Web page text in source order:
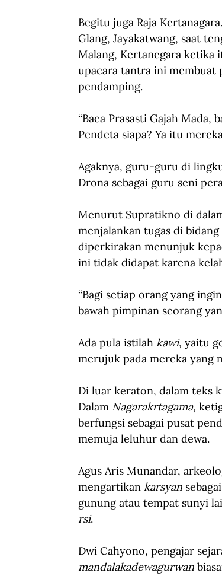
Begitu juga Raja
Glang, Jayakatwang, saat
Malang, Kertanegara ketika
upacara tantra ini membuat
pendamping.
“Baca Prasasti Gajah Mada,
Pendeta siapa? Ya itu
Agaknya, guru-guru di
Drona sebagai guru seni
Menurut Supratikno di
menjalankan tugas di bidang
diperkirakan menunjuk
ini tidak didapat karena
“Bagi setiap orang yang
bawah pimpinan seorang
Ada pula istilah kawi, yaitu
merujuk pada mereka yang
Di luar keraton, dalam teks
Dalam Nagarakrtagama,
berfungsi sebagai pusat
memuja leluhur dan dewa.
Agus Aris Munandar,
mengartikan karsyan
gunung atau tempat sunyi
rsi.
Dwi Cahyono, pengajar
mandalakadewagurwan